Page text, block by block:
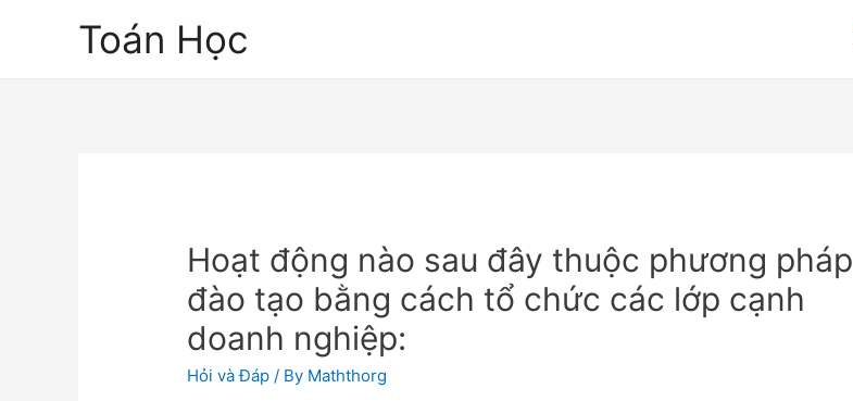
Toán Học
Hoạt động nào sau đây thuộc phương pháp
đào tạo bằng cách tổ chức các lớp cạnh
doanh nghiệp:
Hỏi và Đáp / By Maththorg